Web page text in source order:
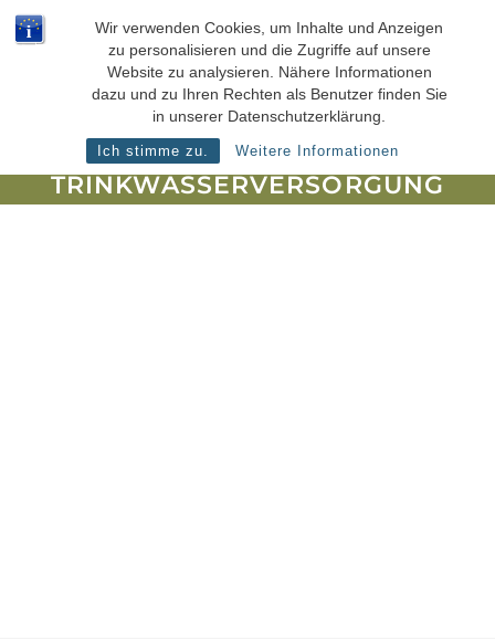
Wir verwenden Cookies, um Inhalte und Anzeigen
zu personalisieren und die Zugriffe auf unsere
Website zu analysieren. Nähere Informationen
dazu und zu Ihren Rechten als Benutzer finden Sie
in unserer Datenschutzerklärung.
Ich stimme zu. Weitere Informationen
Zum
Inhalt
TRINKWASSERVERSORGUNG